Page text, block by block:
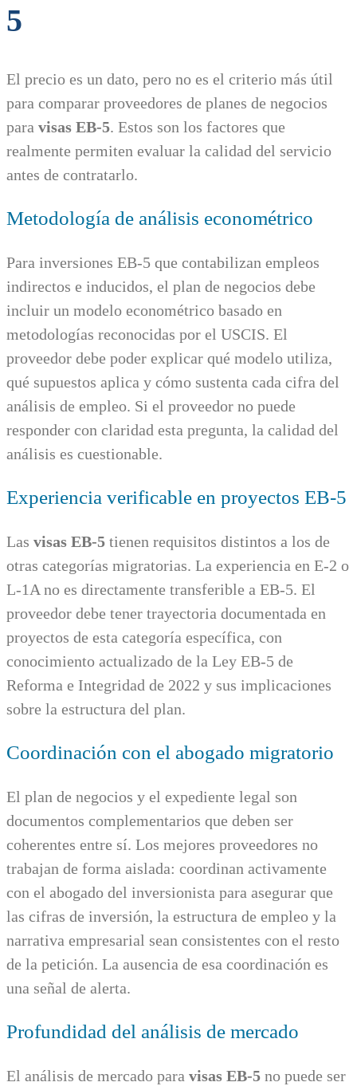
5
El precio es un dato, pero no es el criterio más útil
para comparar proveedores de planes de negocios
para visas EB-5. Estos son los factores que
realmente permiten evaluar la calidad del servicio
antes de contratarlo.
Metodología de análisis econométrico
Para inversiones EB-5 que contabilizan empleos
indirectos e inducidos, el plan de negocios debe
incluir un modelo econométrico basado en
metodologías reconocidas por el USCIS. El
proveedor debe poder explicar qué modelo utiliza,
qué supuestos aplica y cómo sustenta cada cifra del
análisis de empleo. Si el proveedor no puede
responder con claridad esta pregunta, la calidad del
análisis es cuestionable.
Experiencia verificable en proyectos EB-5
Las visas EB-5 tienen requisitos distintos a los de
otras categorías migratorias. La experiencia en E-2 o
L-1A no es directamente transferible a EB-5. El
proveedor debe tener trayectoria documentada en
proyectos de esta categoría específica, con
conocimiento actualizado de la Ley EB-5 de
Reforma e Integridad de 2022 y sus implicaciones
sobre la estructura del plan.
Coordinación con el abogado migratorio
El plan de negocios y el expediente legal son
documentos complementarios que deben ser
coherentes entre sí. Los mejores proveedores no
trabajan de forma aislada: coordinan activamente
con el abogado del inversionista para asegurar que
las cifras de inversión, la estructura de empleo y la
narrativa empresarial sean consistentes con el resto
de la petición. La ausencia de esa coordinación es
una señal de alerta.
Profundidad del análisis de mercado
El análisis de mercado para visas EB-5 no puede ser